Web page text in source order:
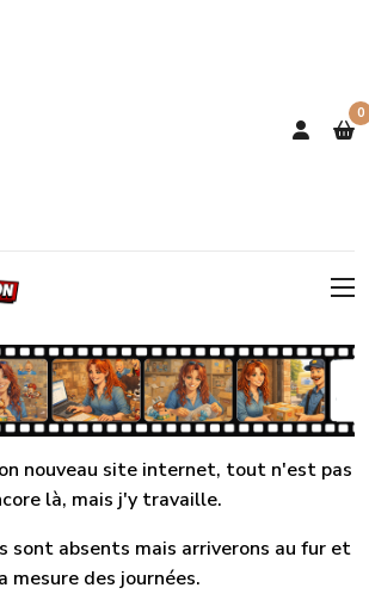
0
nouveau site internet, tout n'est pas
là, mais j'y travaille.
sont absents mais arriverons au fur et
a mesure des journées.